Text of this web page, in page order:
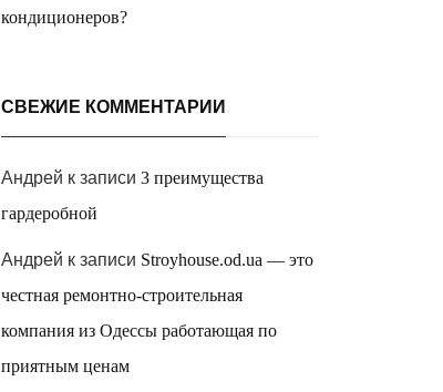
кондиционеров?
СВЕЖИЕ КОММЕНТАРИИ
Андрей к записи 3 преимущества
гардеробной
Андрей к записи Stroyhouse.od.ua — это
честная ремонтно-строительная
компания из Одессы работающая по
приятным ценам